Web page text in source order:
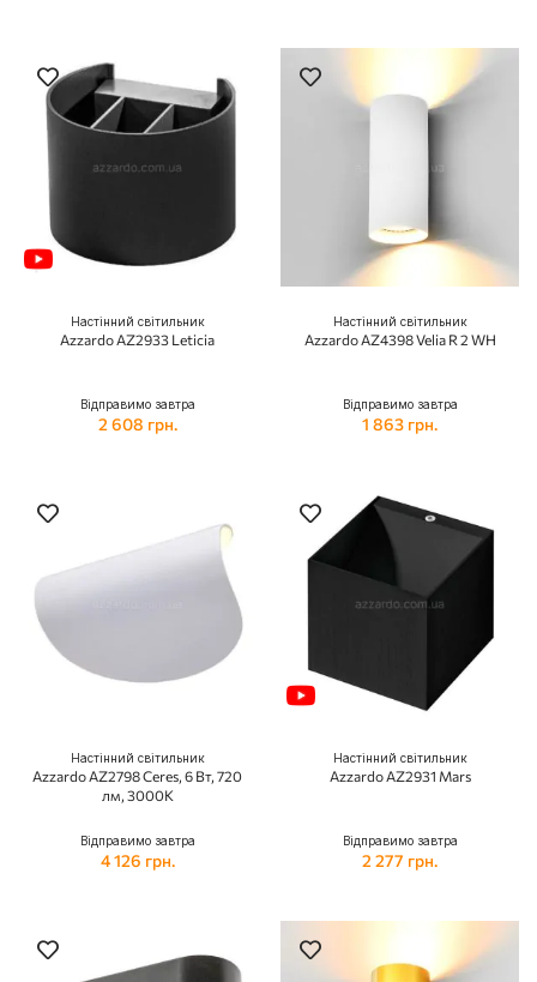
Настінний світильник
Azzardo AZ2933 Leticia
Відправимо завтра
2 608 грн.
Настінний світильник
Azzardo AZ4398 Velia R 2 WH
Відправимо завтра
1 863 грн.
Настінний світильник
Azzardo AZ2798 Ceres, 6 Вт, 720
лм, 3000K
Відправимо завтра
4 126 грн.
Настінний світильник
Azzardo AZ2931 Mars
Відправимо завтра
2 277 грн.